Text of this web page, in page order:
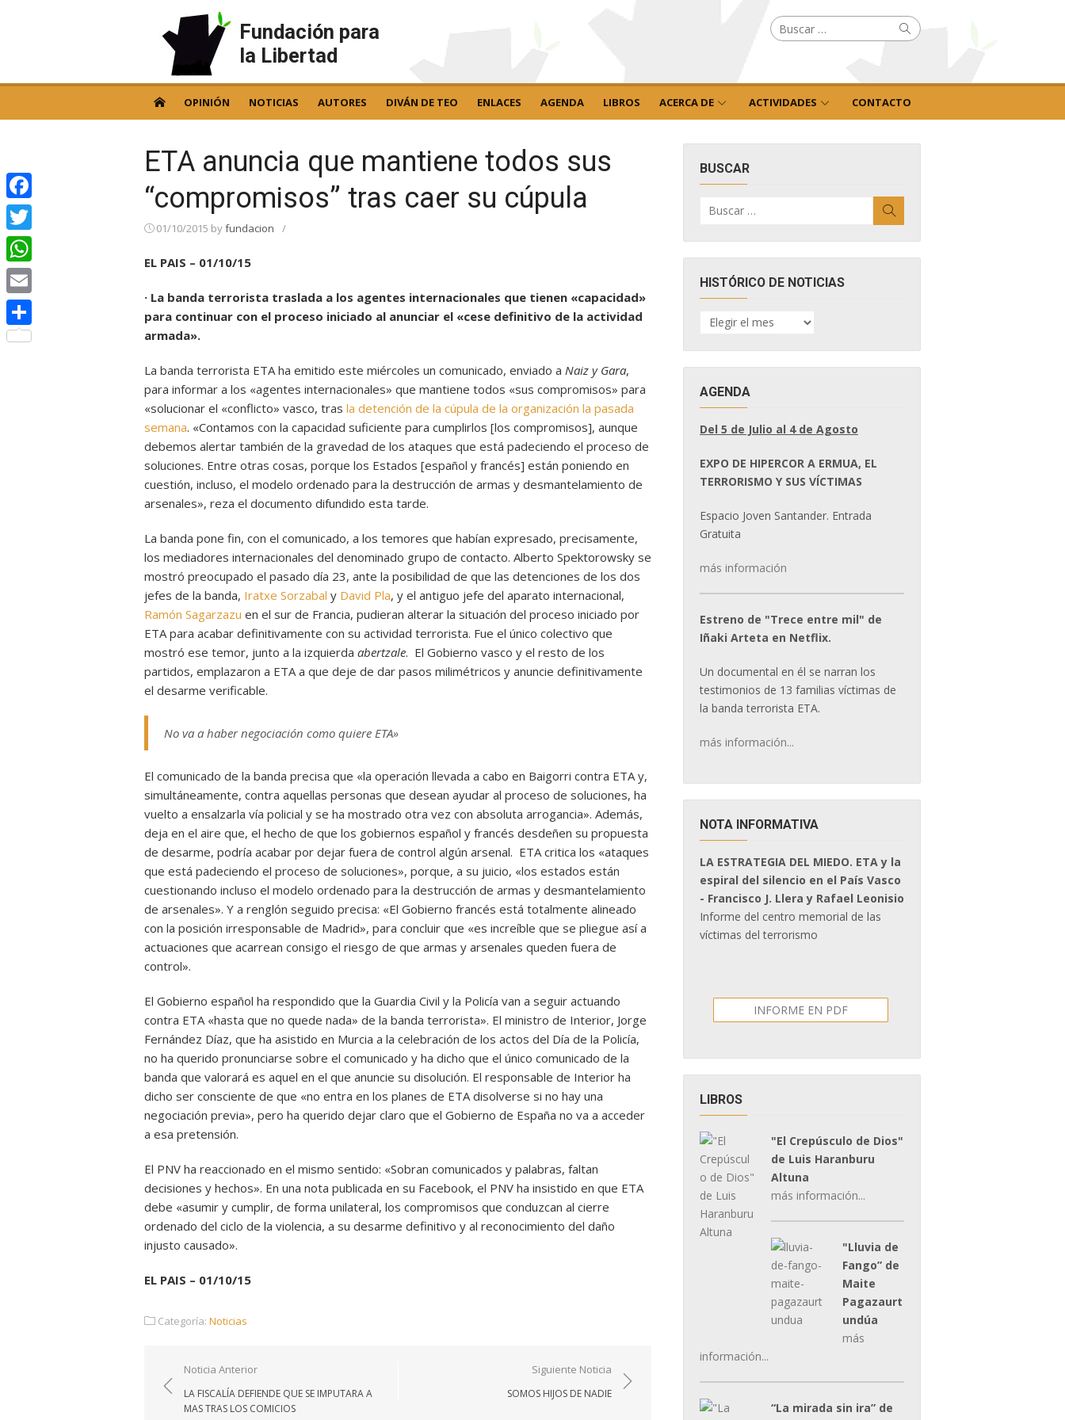
Fundación para
la Libertad
Buscar
por: Buscar
OPINIÓN NOTICIAS AUTORES DIVÁN DE TEO ENLACES AGENDA LIBROS ACERCA DE ACTIVIDADES CONTACTO
ETA anuncia que mantiene todos sus
“compromisos” tras caer su cúpula
01/10/2015 byfundacion /
EL PAIS – 01/10/15
· La banda terrorista traslada a los agentes internacionales que tienen «capacidad»
para continuar con el proceso iniciado al anunciar el «cese definitivo de la actividad
armada».
La banda terrorista ETA ha emitido este miércoles un comunicado, enviado a Naiz y Gara,
para informar a los «agentes internacionales» que mantiene todos «sus compromisos» para
«solucionar el «conflicto» vasco, tras la detención de la cúpula de la organización la pasada
semana. «Contamos con la capacidad suficiente para cumplirlos [los compromisos], aunque
debemos alertar también de la gravedad de los ataques que está padeciendo el proceso de
soluciones. Entre otras cosas, porque los Estados [español y francés] están poniendo en
cuestión, incluso, el modelo ordenado para la destrucción de armas y desmantelamiento de
arsenales», reza el documento difundido esta tarde.
La banda pone fin, con el comunicado, a los temores que habían expresado, precisamente,
los mediadores internacionales del denominado grupo de contacto. Alberto Spektorowsky se
mostró preocupado el pasado día 23, ante la posibilidad de que las detenciones de los dos
jefes de la banda, Iratxe Sorzabal y David Pla, y el antiguo jefe del aparato internacional,
Ramón Sagarzazu en el sur de Francia, pudieran alterar la situación del proceso iniciado por
ETA para acabar definitivamente con su actividad terrorista. Fue el único colectivo que
mostró ese temor, junto a la izquierda abertzale. El Gobierno vasco y el resto de los
partidos, emplazaron a ETA a que deje de dar pasos milimétricos y anuncie definitivamente
el desarme verificable.
No va a haber negociación como quiere ETA»
El comunicado de la banda precisa que «la operación llevada a cabo en Baigorri contra ETA y,
simultáneamente, contra aquellas personas que desean ayudar al proceso de soluciones, ha
vuelto a ensalzarla vía policial y se ha mostrado otra vez con absoluta arrogancia». Además,
deja en el aire que, el hecho de que los gobiernos español y francés desdeñen su propuesta
de desarme, podría acabar por dejar fuera de control algún arsenal. ETA critica los «ataques
que está padeciendo el proceso de soluciones», porque, a su juicio, «los estados están
cuestionando incluso el modelo ordenado para la destrucción de armas y desmantelamiento
de arsenales». Y a renglón seguido precisa: «El Gobierno francés está totalmente alineado
con la posición irresponsable de Madrid», para concluir que «es increíble que se pliegue así a
actuaciones que acarrean consigo el riesgo de que armas y arsenales queden fuera de
control».
El Gobierno español ha respondido que la Guardia Civil y la Policía van a seguir actuando
contra ETA «hasta que no quede nada» de la banda terrorista». El ministro de Interior, Jorge
Fernández Díaz, que ha asistido en Murcia a la celebración de los actos del Día de la Policía,
no ha querido pronunciarse sobre el comunicado y ha dicho que el único comunicado de la
banda que valorará es aquel en el que anuncie su disolución. El responsable de Interior ha
dicho ser consciente de que «no entra en los planes de ETA disolverse si no hay una
negociación previa», pero ha querido dejar claro que el Gobierno de España no va a acceder
a esa pretensión.
El PNV ha reaccionado en el mismo sentido: «Sobran comunicados y palabras, faltan
decisiones y hechos». En una nota publicada en su Facebook, el PNV ha insistido en que ETA
debe «asumir y cumplir, de forma unilateral, los compromisos que conduzcan al cierre
ordenado del ciclo de la violencia, a su desarme definitivo y al reconocimiento del daño
injusto causado».
EL PAIS – 01/10/15
Categoría: Noticias
Navegación
de
entradas
Noticia Anterior
LA FISCALÍA DEFIENDE QUE SE IMPUTARA A
MAS TRAS LOS COMICIOS
Siguiente Noticia
SOMOS HIJOS DE NADIE
BUSCAR
por:
HISTÓRICO DE NOTICIAS
HISTÓRICO
DE
AGENDA
Del 5 de Julio al 4 de Agosto
EXPO DE HIPERCOR A ERMUA, EL
TERRORISMO Y SUS VÍCTIMAS
Espacio Joven Santander. Entrada
Gratuita
más información
Estreno de "Trece entre mil" de
Iñaki Arteta en Netflix.
Un documental en él se narran los
testimonios de 13 familias víctimas de
la banda terrorista ETA.
más información...
NOTA INFORMATIVA
LA ESTRATEGIA DEL MIEDO. ETA y la
espiral del silencio en el País Vasco
- Francisco J. Llera y Rafael Leonisio
Informe del centro memorial de las
víctimas del terrorismo
INFORME EN PDF
LIBROS
"El Crepúsculo de Dios"
de Luis Haranburu
Altuna
más información...
"Lluvia de
Fango” de
Maite
Pagazaurt
undúa
más
información...
“La mirada sin ira” de
Facebook
Twitter
WhatsApp
Email
Compartir